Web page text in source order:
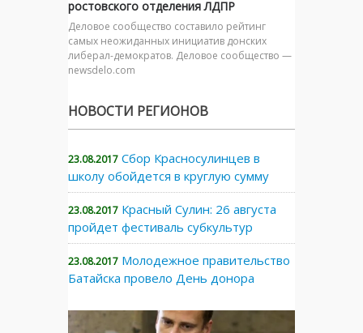
ростовского отделения ЛДПР
Деловое сообщество составило рейтинг
самых неожиданных инициатив донских
либерал-демократов. Деловое сообщество —
newsdelo.com
НОВОСТИ РЕГИОНОВ
23.08.2017 Сбор Красносулинцев в
школу обойдется в круглую сумму
23.08.2017 Красный Сулин: 26 августа
пройдет фестиваль субкультур
23.08.2017 Молодежное правительство
Батайска провело День донора